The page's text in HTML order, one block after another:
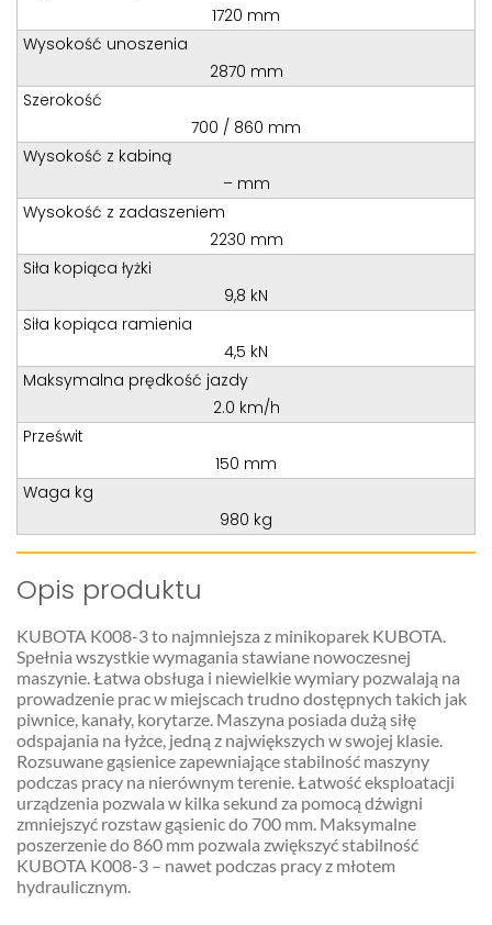
Tel: 32 275 32 26 wew. 21
Kom:+48 605 910 179
E-mail:tomaszbochenek@wobis.pl
1720 mm
Wysokość unoszenia
2870 mm
Szerokość
700 / 860 mm
Wysokość z kabiną
– mm
Wysokość z zadaszeniem
2230 mm
Siła kopiąca łyżki
9,8 kN
Siła kopiąca ramienia
4,5 kN
Maksymalna prędkość jazdy
2.0 km/h
Prześwit
150 mm
Waga kg
980 kg
Opis produktu
KUBOTA K008-3 to najmniejsza z minikoparek KUBOTA.
Spełnia wszystkie wymagania stawiane nowoczesnej
maszynie. Łatwa obsługa i niewielkie wymiary pozwalają na
prowadzenie prac w miejscach trudno dostępnych takich jak
piwnice, kanały, korytarze. Maszyna posiada dużą siłę
odspajania na łyżce, jedną z największych w swojej klasie.
Rozsuwane gąsienice zapewniające stabilność maszyny
podczas pracy na nierównym terenie. Łatwość eksploatacji
urządzenia pozwala w kilka sekund za pomocą dźwigni
zmniejszyć rozstaw gąsienic do 700 mm. Maksymalne
poszerzenie do 860 mm pozwala zwiększyć stabilność
KUBOTA K008-3 – nawet podczas pracy z młotem
hydraulicznym.